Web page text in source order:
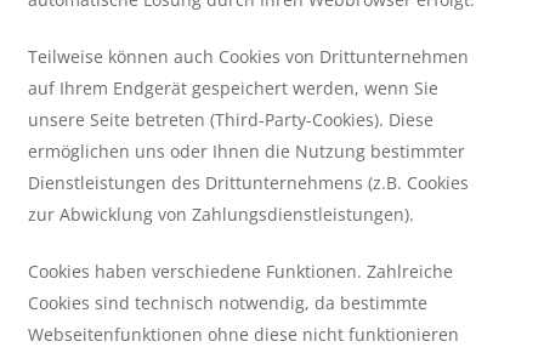
Teilweise können auch Cookies von Drittunternehmen
auf Ihrem Endgerät gespeichert werden, wenn Sie
unsere Seite betreten (Third-Party-Cookies). Diese
ermöglichen uns oder Ihnen die Nutzung bestimmter
Dienstleistungen des Drittunternehmens (z.B. Cookies
zur Abwicklung von Zahlungsdienstleistungen).
Cookies haben verschiedene Funktionen. Zahlreiche
Cookies sind technisch notwendig, da bestimmte
Webseitenfunktionen ohne diese nicht funktionieren